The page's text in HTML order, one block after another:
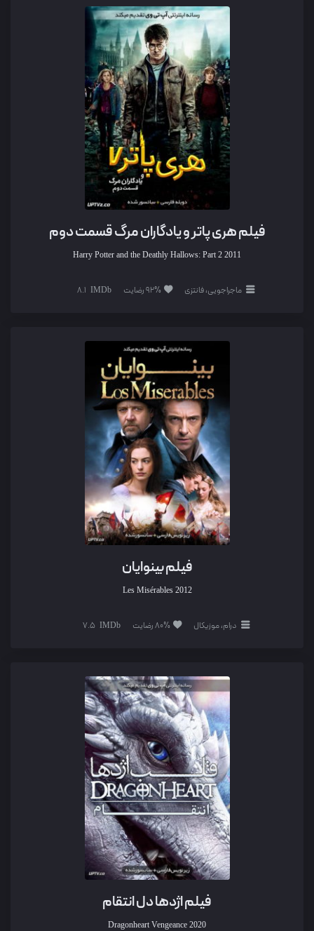
فیلم هری پاتر و یادگاران مرگ قسمت دوم
Harry Potter and the Deathly Hallows: Part 2 2011
ماجراجویی، فانتزی 92% رضایت
فیلم بینوایان
Les Misérables 2012
درام، موزیکال 80% رضایت 7.5
فیلم اژدها دل انتقام
Dragonheart Vengeance 2020